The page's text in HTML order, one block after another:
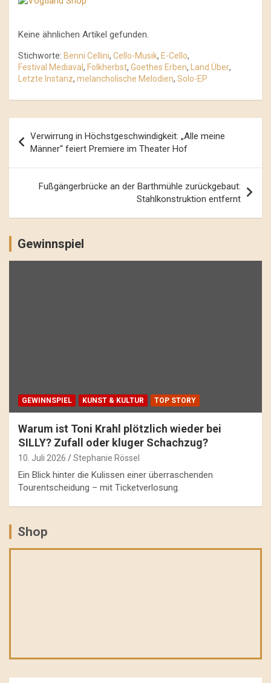
Keine ähnlichen Artikel gefunden.
Stichworte: Benni Cellini, Cello-Musik, E-Cello,
Festival Mediaval , Folkherbst, Goethes Erben, Land Über,
Letzte Instanz, melancholische Melodien, Solo-EP
Navigation
Verwirrung in Höchstgeschwindigkeit: „Alle meine
Männer“ feiert Premiere im Theater Hof
Fußgängerbrücke an der Barthmühle zurückgebaut:
Stahlkonstruktion entfernt
Gewinnspiel
GEWINNSPIEL KUNST & KULTUR TOP STORY
Warum ist Toni Krahl plötzlich wieder bei
SILLY? Zufall oder kluger Schachzug?
10. Juli 2026 Stephanie Rössel
Ein Blick hinter die Kulissen einer überraschenden
Tourentscheidung – mit Ticketverlosung.
Shop